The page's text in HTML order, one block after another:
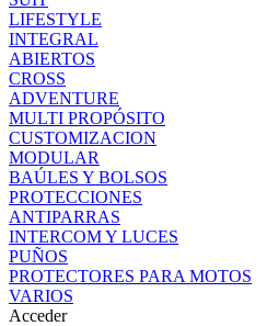
LIFESTYLE
INTEGRAL
ABIERTOS
CROSS
ADVENTURE
MULTI PROPÓSITO
CUSTOMIZACION
MODULAR
BAÚLES Y BOLSOS
PROTECCIONES
ANTIPARRAS
INTERCOM Y LUCES
PUÑOS
PROTECTORES PARA MOTOS
VARIOS
Acceder